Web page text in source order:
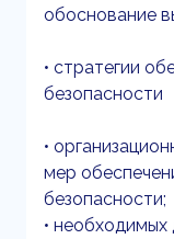
обоснование
• стратегии
безопасности
•
мер
безопасности;
•